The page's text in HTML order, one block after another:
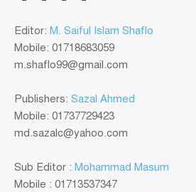
Editor: M. Saiful Islam Shaflo
Mobile: 01718683059
m.shaflo99@gmail.com
Publishers: Sazal Ahmed
Mobile: 01737729423
md.sazalc@yahoo.com
Sub Editor : Mohammad Masum
Mobile : 01713537347